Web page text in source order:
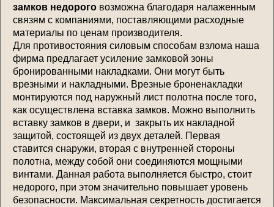
замков недорого возможна благодаря налаженным
связям с компаниями, поставляющими расходные
материалы по ценам производителя.
Для противостояния силовым способам взлома наша
фирма предлагает усиление замковой зоны
бронированными накладками. Они могут быть
врезными и накладными. Врезные броненакладки
монтируются под наружный лист полотна после того,
как осуществлена вставка замков. Можно выполнить
вставку замков в двери, и закрыть их накладной
защитой, состоящей из двух деталей. Первая
ставится снаружи, вторая с внутренней стороны
полотна, между собой они соединяются мощными
винтами. Данная работа выполняется быстро, стоит
недорого, при этом значительно повышает уровень
безопасности. Максимальная секретность достигается